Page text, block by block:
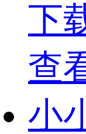
下
查
小